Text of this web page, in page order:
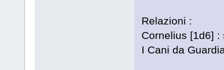
Relazioni :
Cornelius [1d6]
I Cani da